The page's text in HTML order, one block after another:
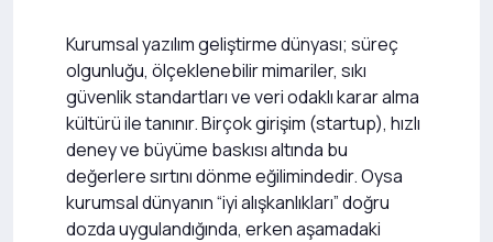
Kurumsal yazılım geliştirme dünyası; süreç
olgunluğu, ölçeklenebilir mimariler, sıkı
güvenlik standartları ve veri odaklı karar alma
kültürü ile tanınır. Birçok girişim (startup), hızlı
deney ve büyüme baskısı altında bu
değerlere sırtını dönme eğilimindedir. Oysa
kurumsal dünyanın “iyi alışkanlıkları” doğru
dozda uygulandığında, erken aşamadaki